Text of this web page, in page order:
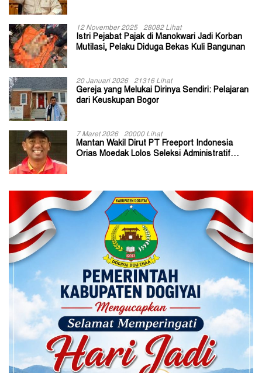
12 November 2025 28082 Lihat
Istri Pejabat Pajak di Manokwari Jadi Korban
Mutilasi, Pelaku Diduga Bekas Kuli Bangunan
20 Januari 2026 21316 Lihat
Gereja yang Melukai Dirinya Sendiri: Pelajaran
dari Keuskupan Bogor
7 Maret 2026 20000 Lihat
Mantan Wakil Dirut PT Freeport Indonesia
Orias Moedak Lolos Seleksi Administratif